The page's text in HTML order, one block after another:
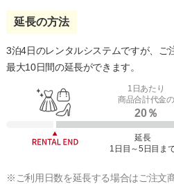
延長の方法
3泊4日のレンタルシステムですが、ご
最大10日間の延長ができます。
1日あたり
商品合計代金の
20％
延長
1日目～5日目ま
※ご利用日数を延長する場合はご注文